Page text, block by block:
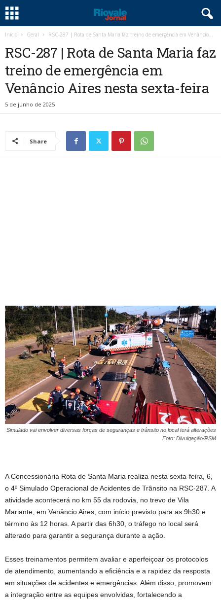
Início Geral RSC-287 | Rota de Santa Maria faz treino de emergência em Venâncio...
RSC-287 | Rota de Santa Maria faz
treino de emergência em
Venâncio Aires nesta sexta-feira
5 de junho de 2025
Share
Simulado vai envolver diversas forças de seguranças e trânsito no local terá alterações
Foto: Divulgação/RSM
A Concessionária Rota de Santa Maria realiza nesta sexta-feira, 6,
o 4º Simulado Operacional de Acidentes de Trânsito na RSC-287. A
atividade acontecerá no km 55 da rodovia, no trevo de Vila
Mariante, em Venâncio Aires, com início previsto para as 9h30 e
término às 12 horas. A partir das 6h30, o tráfego no local será
alterado para garantir a segurança durante a ação.
Esses treinamentos permitem avaliar e aperfeiçoar os protocolos
de atendimento, aumentando a eficiência e a rapidez da resposta
em situações de acidentes e emergências. Além disso, promovem
a integração entre as equipes envolvidas, fortalecendo a